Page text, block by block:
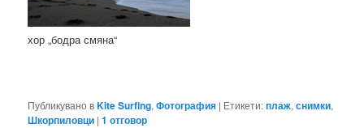
хор „бодра смяна“
Публикувано вKite Surfing,Фотография | Етикети:плаж,снимки,
Шкорпиловци |1 отговор